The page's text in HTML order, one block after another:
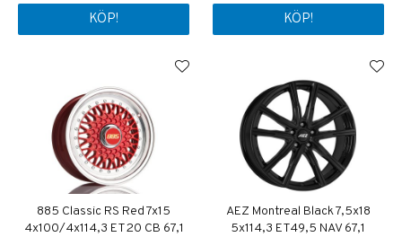
KÖP! KÖP!
885 Classic RS Red 7x15
4x100/4x114,3 ET20 CB 67,1
AEZ Montreal Black 7,5x18
5x114,3 ET49,5 NAV 67,1